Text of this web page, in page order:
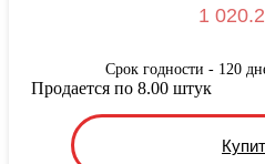
1
Срок годности - 120
Продается по 8.00 штук